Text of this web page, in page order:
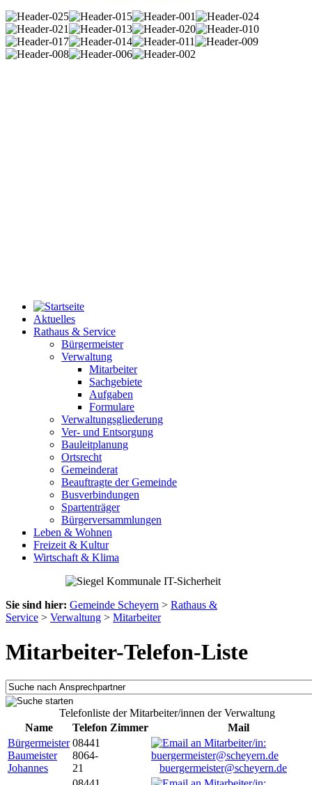
Aktuelles
Rathaus & Service
Bürgermeister
Verwaltung
Mitarbeiter
Sachgebiete
Aufgaben
Formulare
Verwaltungsgliederung
Ver- und Entsorgung
Bauleitplanung
Ortsrecht
Gemeinderat
Beauftragte der Gemeinde
Busverbindungen
Spartenträger
Bürgerversammlungen
Leben & Wohnen
Freizeit & Kultur
Wirtschaft & Klima
Sie sind hier: Gemeinde Scheyern > Rathaus &
Service > Verwaltung > Mitarbeiter
Mitarbeiter-Telefon-Liste
Telefonliste der Mitarbeiter/innen der Verwaltung
Name
Telefon Zimmer
Mail
Bürgermeister
Baumeister
Johannes
08441
8064-
21
buergermeister@scheyern.de